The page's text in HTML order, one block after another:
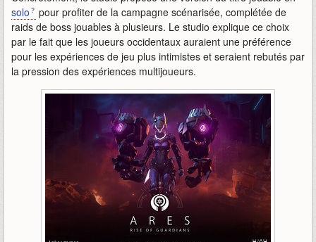
solo
pour profiter de la campagne scénarisée, complétée de
raids de boss jouables à plusieurs. Le studio explique ce choix
par le fait que les joueurs occidentaux auraient une préférence
pour les expériences de jeu plus intimistes et seraient rebutés par
la pression des expériences multijoueurs.